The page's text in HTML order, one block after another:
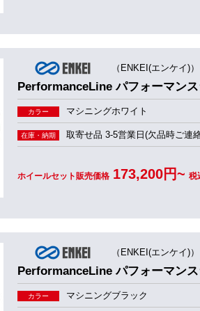
（ENKEI(エンケイ)）
PerformanceLine パフォーマン
カラー マシニングホワイト
在庫・納期 取寄せ品 3-5営業日(欠品時ご連
ホイールセット販売価格 173,200円~ 税
（ENKEI(エンケイ)）
PerformanceLine パフォーマン
カラー マシニングブラック